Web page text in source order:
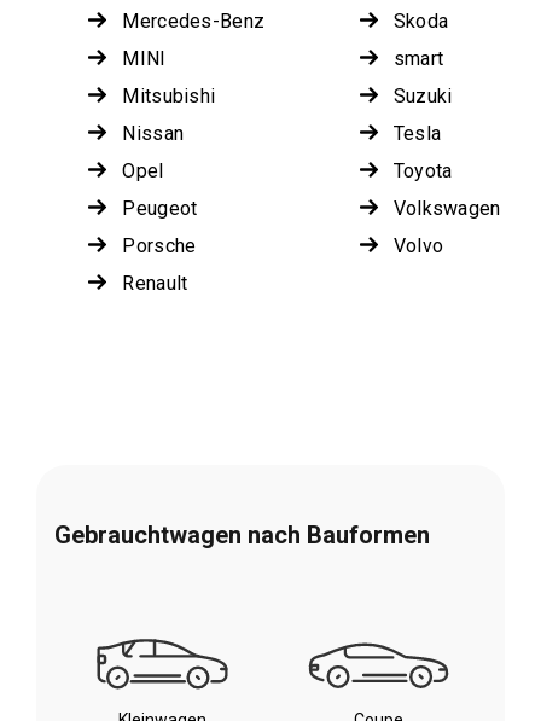
Mercedes-Benz
MINI
Mitsubishi
Nissan
Opel
Peugeot
Porsche
Renault
Skoda
smart
Suzuki
Tesla
Toyota
Volkswagen
Volvo
Gebrauchtwagen nach Bauformen